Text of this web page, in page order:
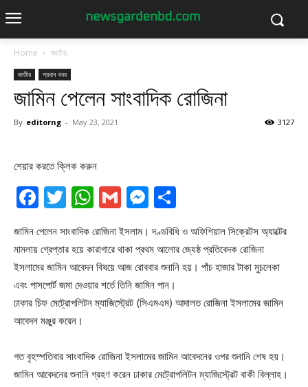
Home জাতীয়
জাতীয় প্রধান খবর
জামিন পেলেন সাংবাদিক রোজিনা
By editorng - May 23, 2021 3127
শেয়ার করতে ক্লিক করুন
Facebook
Twitter
WhatsApp
GmailMessenger
জামিন পেলেন সাংবাদিক রোজিনা ইসলাম। দণ্ডবিধি ও অফিশিয়াল সিক্রেটস অ্যাক্টের
মামলায় গ্রেপ্তার হয়ে কারাগারে থাকা প্রথম আলোর জ্যেষ্ঠ প্রতিবেদক রোজিনা
ইসলামের জামিন আবেদন বিষয়ে আজ রোববার শুনানি হয়। পাঁচ হাজার টাকা মুচলেকা
এবং পাসপোর্ট জমা দেওয়ার শর্তে তিনি জামিন পান।
ঢাকার চিফ মেট্রোপলিটন ম্যাজিস্ট্রেট (সিএমএম) আদালত রোজিনা ইসলামের জামিন
আবেদন মঞ্জুর করেন।
গত বৃহস্পতিবার সাংবাদিক রোজিনা ইসলামের জামিন আবেদনের ওপর শুনানি শেষ হয়।
জামিন আবেদনের শুনানি গ্রহণ করেন ঢাকার মেট্রোপলিটন ম্যাজিস্ট্রেট বাকী বিল্লাহ।